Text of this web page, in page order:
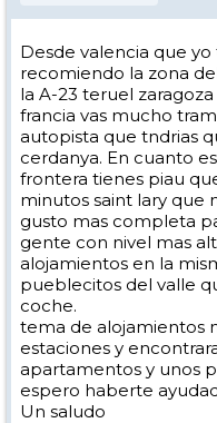
Desde valencia que
recomiendo la zona
la A-23 teruel
francia vas mucho
autopista que tndrias
cerdanya. En cuanto
frontera tienes piau
minutos saint lary que
gusto mas completa
gente con nivel mas
alojamientos en la
pueblecitos del valle
coche.
tema de alojamientos
estaciones y
apartamentos y unos
espero haberte
Un saludo